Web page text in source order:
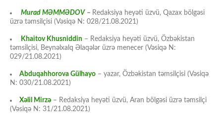
Murad MƏMMƏDOV – Redaksiya heyəti üzvü, Qazax bölgəsi
üzrə təmsilçisi (Vəsiqə N: 028/21.08.2021)
Khaitov Khusniddin – Redaksiya heyəti üzvü, Özbəkistan
təmsilçisi, Beynəlxalq Əlaqələr üzrə menecer (Vəsiqə N:
029/21.08.2021)
Abduqahhorova Gülhayo – yazar, Özbəkistan təmsilçisi (Vəsiqə
N: 030/21.08.2021)
Xəlil Mirzə – Redaksiya heyəti üzvü, Aran bölgəsi üzrə təmsilçi
(Vəsiqə N: 31/21.08.2021)